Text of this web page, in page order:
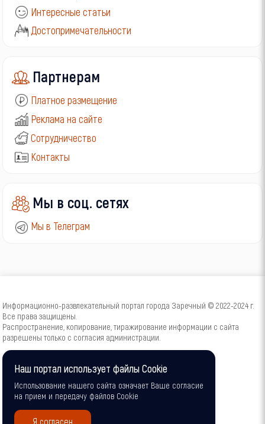
Интересные статьи
Достопримечательности
Партнерам
Платное размещение
Реклама на сайте
Сотрудничество
Контакты
Мы в соц. сетях
Мы в Телеграм
Информационно-развлекательный портал города Заречный © 2022-2024 г.
Все права защищены.
Распространение, копирование, тиражирование информации с сайта
разрешены только с согласия администрации.
16+Наш портал использует файлы Cookie
Использование нашего сайта означает Ваше согласие
на прием и передачу файлов Cookie
Я согласен